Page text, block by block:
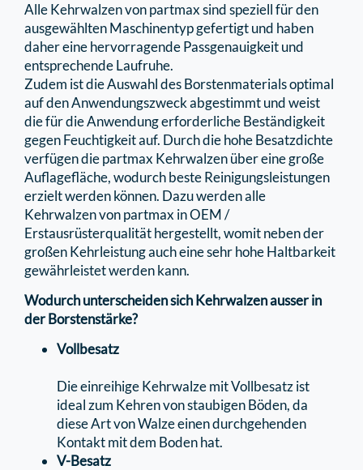
Alle Kehrwalzen von partmax sind speziell für den
ausgewählten Maschinentyp gefertigt und haben
daher eine hervorragende Passgenauigkeit und
entsprechende Laufruhe.
Zudem ist die Auswahl des Borstenmaterials optimal
auf den Anwendungszweck abgestimmt und weist
die für die Anwendung erforderliche Beständigkeit
gegen Feuchtigkeit auf. Durch die hohe Besatzdichte
verfügen die partmax Kehrwalzen über eine große
Auﬂageﬂäche, wodurch beste Reinigungsleistungen
erzielt werden können. Dazu werden alle
Kehrwalzen von partmax in OEM /
Erstausrüsterqualität hergestellt, womit neben der
großen Kehrleistung auch eine sehr hohe Haltbarkeit
gewährleistet werden kann.
Wodurch unterscheiden sich Kehrwalzen ausser in
der Borstenstärke?
Vollbesatz
Die einreihige Kehrwalze mit Vollbesatz ist
ideal zum Kehren von staubigen Böden, da
diese Art von Walze einen durchgehenden
Kontakt mit dem Boden hat.
V-Besatz